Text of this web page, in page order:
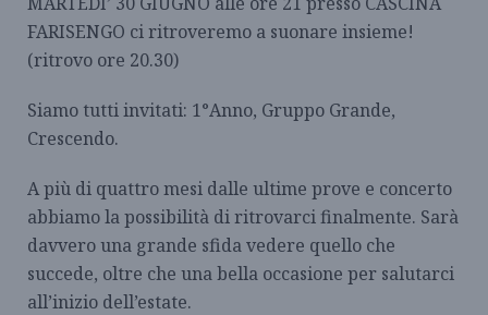
FARISENGO ci ritroveremo a suonare insieme!
(ritrovo ore 20.30)
Siamo tutti invitati: 1°Anno, Gruppo Grande,
Crescendo.
A più di quattro mesi dalle ultime prove e concerto
abbiamo la possibilità di ritrovarci finalmente. Sarà
davvero una grande sfida vedere quello che
succede, oltre che una bella occasione per salutarci
all’inizio dell’estate.